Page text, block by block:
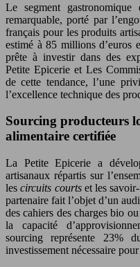
Le segment
remarquable, porté par
français pour les produits
estimé à 85 millions d’euros
prête à investir dans des
Petite Epicerie et Les
de cette tendance, l’une
l’excellence technique des
Sourcing producteurs
alimentaire certifiée
La Petite Epicerie a
artisanaux répartis sur
lescircuits courts et les
partenaire fait l’objet d’un
des cahiers des charges bio
la capacité
sourcing représente 23%
investissement nécessaire